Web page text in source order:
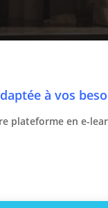
à vos
plateforme en e-